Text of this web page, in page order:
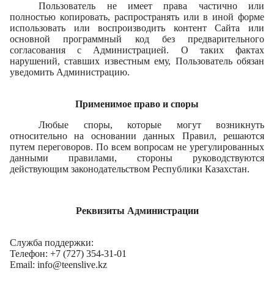
Пользователь не имеет права частично или
полностью копировать, распространять или в иной форме
использовать или воспроизводить контент Сайта или
основной программный код без предварительного
согласования с Администрацией. О таких фактах
нарушений, ставших известным ему, Пользователь обязан
уведомить Администрацию.
Применимое право и споры
Любые споры, которые могут возникнуть
относительно на основании данных Правил, решаются
путем переговоров. По всем вопросам не урегулированных
данными правилами, стороны руководствуются
действующим законодательством Республики Казахстан.
Реквизиты Администрации
Служба поддержки:
Телефон: +7 (727) 354-31-01
Email: info@teenslive.kz